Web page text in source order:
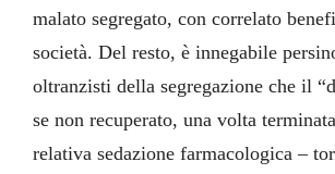
malato segregato, con correlato
società. Del resto, è innegabile
oltranzisti della segregazione che il
se non recuperato, una volta
relativa sedazione farmacologica –